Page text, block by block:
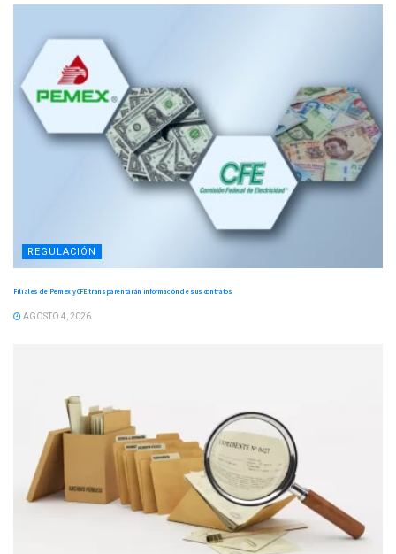
REGULACIÓN
Filiales de Pemex y CFE transparentarán información de sus contratos
AGOSTO 4, 2026